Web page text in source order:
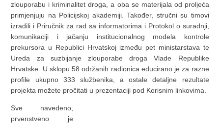
zlouporabu i kriminalitet droga, a oba se materijala od proljeća
primjenjuju na Policijskoj akademiji. Također, stručni su timovi
izradili i Priručnik za rad sa informatorima i Protokol o suradnji,
komunikaciji i jačanju institucionalnog modela kontrole
prekursora u Republici Hrvatskoj između pet ministarstava te
Ureda za suzbijanje zlouporabe droga Vlade Republike
Hrvatske. U sklopu 58 održanih radionica educirano je za razne
profile ukupno 333 službenika, a ostale detaljne rezultate
projekta možete pročitati u prezentaciji pod Korisnim linkovima.
Sve navedeno,
prvenstveno je